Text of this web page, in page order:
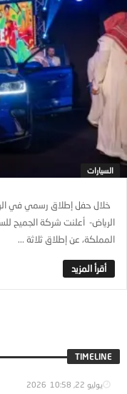
السيارات
خلال حفل إطلاق رسمي في
الرياض- أعلنت شركة الجميح
المملكة، عن إطلاق ثلاثة ...
TIMELINE
يوليو 22, 2026 10:58